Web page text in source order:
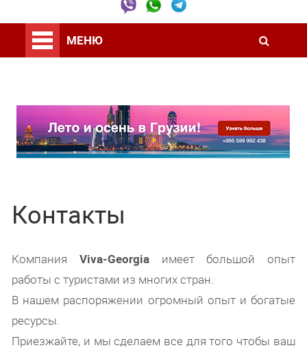
МЕНЮ
Контакты
Компания Viva-Georgiaимеет большой опыт
работы с туристами из многих стран.
В нашем распоряжении огромный опыт и богатые
ресурсы.
Приезжайте, и мы сделаем все для того чтобы ваш